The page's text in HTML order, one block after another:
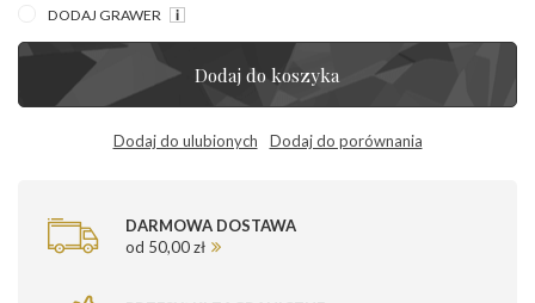
DODAJ GRAWER
Dodaj do koszyka
Dodaj do ulubionych Dodaj do porównania
DARMOWA DOSTAWA
od 50,00 zł